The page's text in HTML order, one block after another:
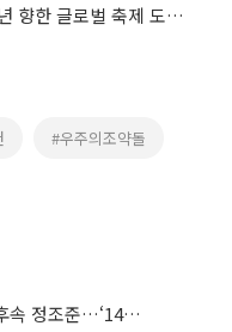
제96회 춘향제 폐막…남원, 100주년 향한 글로벌 축제 도약 선언
#우주의조약돌
척+α’ 싹쓸이 노린다